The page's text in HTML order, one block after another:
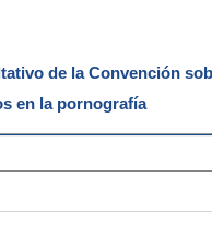
de la Convención
en la pornografía